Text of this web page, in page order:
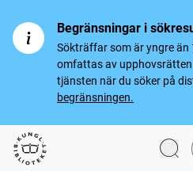
Begränsningar i
Sökträffar som är yngre än
omfattas av upphovsrätten
tjänsten när du söker på
begränsningen.
Svenska tidningar